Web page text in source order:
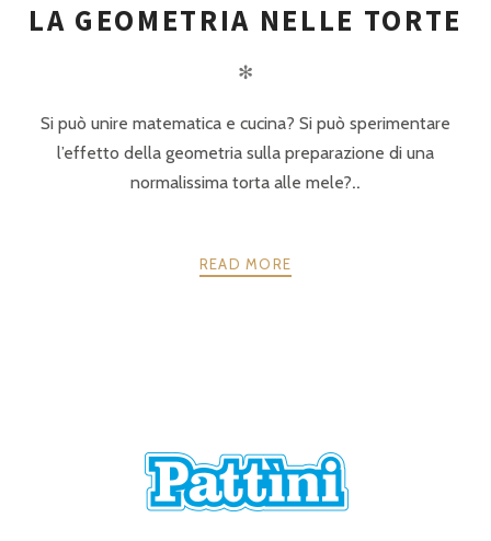
LA GEOMETRIA NELLE TORTE
✻
Si può unire matematica e cucina? Si può sperimentare
l’effetto della geometria sulla preparazione di una
normalissima torta alle mele?..
READ MORE